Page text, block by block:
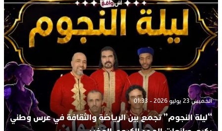
الخميس 23 يوليو 2026 - 01:33
“ليلة النجوم” تجمع بين الرياضة والثقافة في عرس وطني